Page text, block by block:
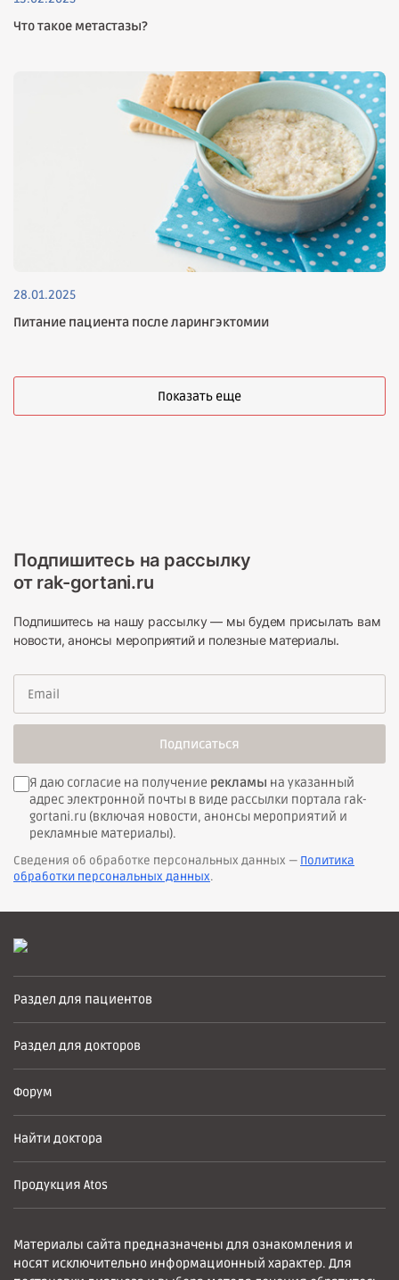
Что такое метастазы?
28.01.2025
Питание пациента после ларингэктомии
Показать еще
Подпишитесь на рассылку
от rak-gortani.ru
Подпишитесь на нашу рассылку — мы будем присылать вам
новости, анонсы мероприятий и полезные материалы.
Я даю согласие на получение рекламы на указанный
адрес электронной почты в виде рассылки портала rak-
gortani.ru (включая новости, анонсы мероприятий и
рекламные материалы).
Сведения об обработке персональных данных — Политика
обработки персональных данных.
Подписаться
Раздел для пациентов
Раздел для докторов
Форум
Найти доктора
Продукция Atos
Материалы сайта предназначены для ознакомления и
носят исключительно информационный характер. Для